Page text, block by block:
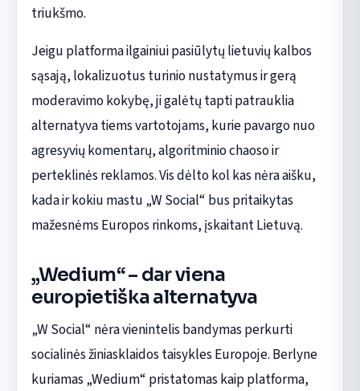
triukšmo.
Jeigu platforma ilgainiui pasiūlytų lietuvių kalbos
sąsają, lokalizuotus turinio nustatymus ir gerą
moderavimo kokybę, ji galėtų tapti patrauklia
alternatyva tiems vartotojams, kurie pavargo nuo
agresyvių komentarų, algoritminio chaoso ir
perteklinės reklamos. Vis dėlto kol kas nėra aišku,
kada ir kokiu mastu „W Social“ bus pritaikytas
mažesnėms Europos rinkoms, įskaitant Lietuvą.
„Wedium“ – dar viena
europietiška alternatyva
„W Social“ nėra vienintelis bandymas perkurti
socialinės žiniasklaidos taisykles Europoje. Berlyne
kuriamas „Wedium“ pristatomas kaip platforma,